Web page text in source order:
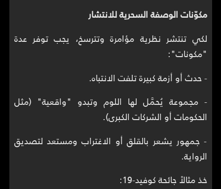
مكوّنات الوصفة السحرية للانتشار
لكي تنتشر نظرية مؤامرة وتترسخ، يجب توفر عدة
"مكونات":
- حدث أو أزمة كبيرة تلفت الانتباه.
- مجموعة يُحمَّل لها اللوم وتبدو "واقعية" (مثل
الحكومات أو الشركات الكبرى).
- جمهور يشعر بالقلق أو الاغتراب ومستعد لتصديق
الرواية.
خذ مثالاً جائحة كوفيد-19: